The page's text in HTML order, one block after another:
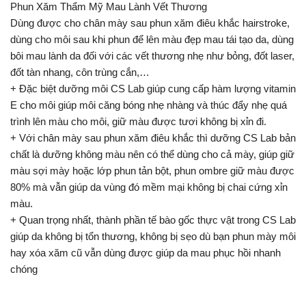
Phun Xăm Thẩm Mỹ Mau Lành Vết Thương
Dùng được cho chân mày sau phun xăm điêu khắc hairstroke,
dùng cho môi sau khi phun để lên màu đẹp mau tái tạo da, dùng
bôi mau lành da đối với các vết thương nhẹ như bỏng, đốt laser,
đốt tàn nhang, côn trùng cắn,…
+ Đặc biệt dưỡng môi CS Lab giúp cung cấp hàm lượng vitamin
E cho môi giúp môi căng bóng nhẹ nhàng và thúc đẩy nhẹ quá
trình lên màu cho môi, giữ màu được tươi không bị xỉn đi.
+ Với chân mày sau phun xăm điêu khắc thì dưỡng CS Lab bản
chất là dưỡng không màu nên có thể dùng cho cả mày, giúp giữ
màu sợi mày hoặc lớp phun tản bột, phun ombre giữ màu được
80% mà vẫn giúp da vùng đó mềm mại không bị chai cứng xỉn
màu.
+ Quan trọng nhất, thành phần tế bào gốc thực vật trong CS Lab
giúp da không bị tổn thương, không bị sẹo dù bạn phun mày môi
hay xóa xăm cũ vẫn dùng được giúp da mau phục hồi nhanh
chóng